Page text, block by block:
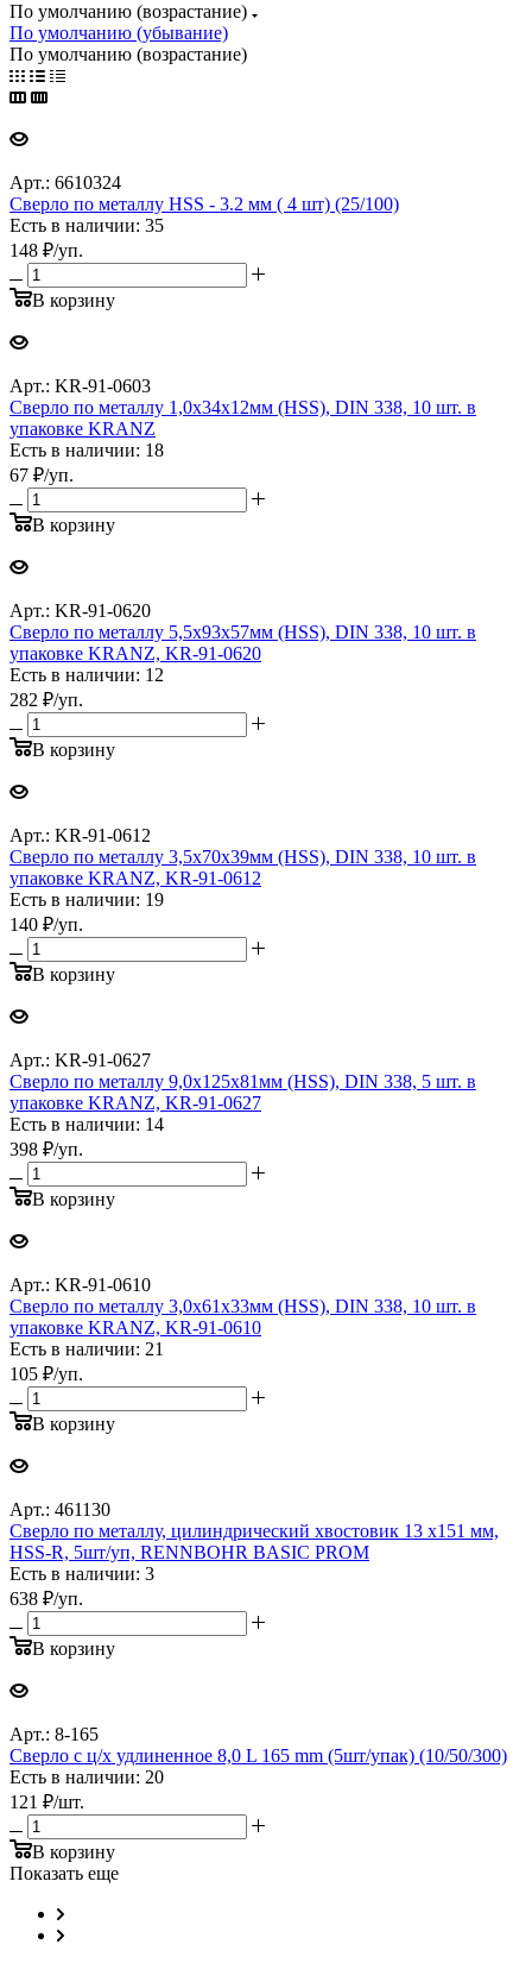
По умолчанию (возрастание)
По умолчанию (убывание)
По умолчанию (возрастание)
Арт.: 6610324
Сверло по металлу HSS - 3.2 мм ( 4 шт) (25/100)
Есть в наличии: 35
148 ₽/уп.
В корзину
Арт.: KR-91-0603
Сверло по металлу 1,0х34х12мм (HSS), DIN 338, 10 шт. в
упаковке KRANZ
Есть в наличии: 18
67 ₽/уп.
В корзину
Арт.: KR-91-0620
Сверло по металлу 5,5х93х57мм (HSS), DIN 338, 10 шт. в
упаковке KRANZ, KR-91-0620
Есть в наличии: 12
282 ₽/уп.
В корзину
Арт.: KR-91-0612
Сверло по металлу 3,5х70х39мм (HSS), DIN 338, 10 шт. в
упаковке KRANZ, KR-91-0612
Есть в наличии: 19
140 ₽/уп.
В корзину
Арт.: KR-91-0627
Сверло по металлу 9,0х125х81мм (HSS), DIN 338, 5 шт. в
упаковке KRANZ, KR-91-0627
Есть в наличии: 14
398 ₽/уп.
В корзину
Арт.: KR-91-0610
Сверло по металлу 3,0х61х33мм (HSS), DIN 338, 10 шт. в
упаковке KRANZ, KR-91-0610
Есть в наличии: 21
105 ₽/уп.
В корзину
Арт.: 461130
Сверло по металлу, цилиндрический хвостовик 13 x151 мм,
HSS-R, 5шт/уп, RENNBOHR BASIC PROM
Есть в наличии: 3
638 ₽/уп.
В корзину
Арт.: 8-165
Сверло с ц/х удлиненное 8,0 L 165 mm (5шт/упак) (10/50/300)
Есть в наличии: 20
121 ₽/шт.
В корзину
Показать еще